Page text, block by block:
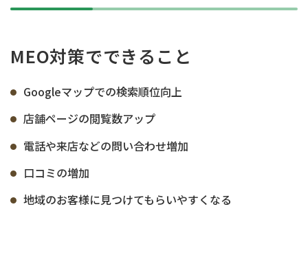
MEO対策でできること
Googleマップでの検索順位向上
店舗ページの閲覧数アップ
電話や来店などの問い合わせ増加
口コミの増加
地域のお客様に見つけてもらいやすくなる